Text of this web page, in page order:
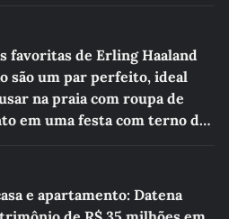
favoritas de Erling Haaland
são um par perfeito, ideal
na praia com roupa de
em uma festa com terno de
e apartamento: Datena